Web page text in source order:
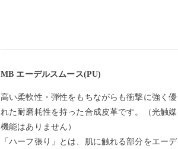
MB エーデルスムース(PU)
高い柔軟性・弾性をもちながらも衝撃に強く優
れた耐磨耗性を持った合成皮革です。（光触媒
機能はありません）
「ハーフ張り」とは、肌に触れる部分をエーデ